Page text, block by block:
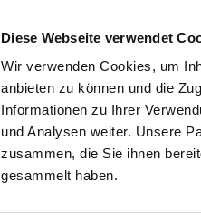
Diese Webseite verwendet
Wir verwenden Cookies, um
anbieten zu können und die
Informationen zu Ihrer
und Analysen weiter. Unsere
zusammen, die Sie ihnen
gesammelt haben.